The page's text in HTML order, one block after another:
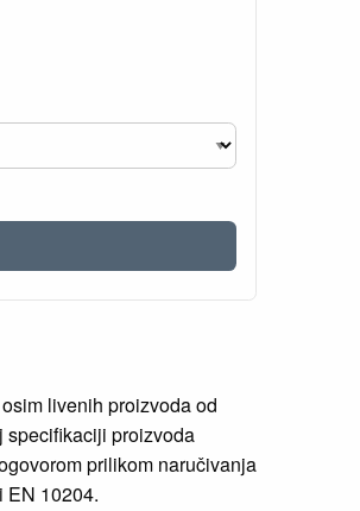
livenih proizvoda od
specifikaciji proizvoda
prilikom naručivanja
EN 10204.